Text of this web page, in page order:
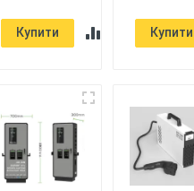
Купити Купити